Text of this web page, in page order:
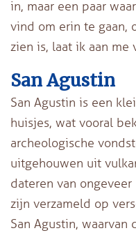
in, maar een paar
vind om erin te gaan,
zien is, laat ik aan me
San Agustin
San Agustin is een
huisjes, wat vooral
archeologische
uitgehouwen uit
dateren van
zijn verzameld op
San Agustin, waarvan